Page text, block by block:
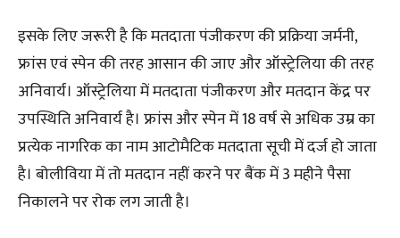
इसके लिए जरूरी है कि मतदाता पंजीकरण की प्रक्रिया जर्मनी,
फ्रांस एवं स्पेन की तरह आसान की जाए और ऑस्ट्रेलिया की तरह
अनिवार्य। ऑस्ट्रेलिया में मतदाता पंजीकरण और मतदान केंद्र पर
उपस्थिति अनिवार्य है। फ्रांस और स्पेन में 18 वर्ष से अधिक उम्र का
प्रत्येक नागरिक का नाम आटोमैटिक मतदाता सूची में दर्ज हो जाता
है। बोलीविया में तो मतदान नहीं करने पर बैंक में 3 महीने पैसा
निकालने पर रोक लग जाती है।